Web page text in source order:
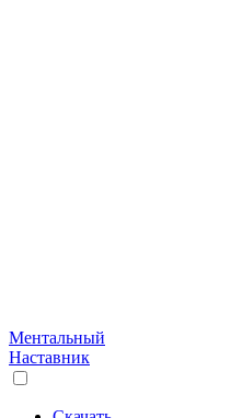
Ментальный
Наставник